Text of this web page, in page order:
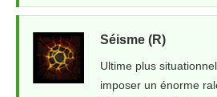
Séisme (R)
Ultime plus
imposer un énorme